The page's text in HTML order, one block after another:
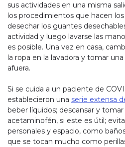
sus actividades en una misma
los procedimientos que hacen
desechar los guantes
actividad y luego lavarse las
es posible. Una vez en casa,
la ropa en la lavadora y tomar
afuera.
Si se cuida a un paciente de
establecieron una serie extensa
beber líquidos; descansar y
acetaminofén, si este es útil;
personales y espacio, como
que se tocan mucho como